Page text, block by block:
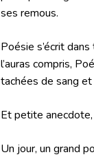
ses remous.
Poésie s’écrit
l’auras compris,
tachées de sang et
Et petite
Un jour, un grand